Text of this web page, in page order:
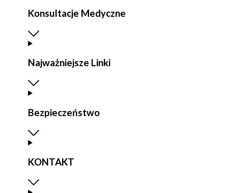
Konsultacje Medyczne
Najważniejsze Linki
Bezpieczeństwo
KONTAKT